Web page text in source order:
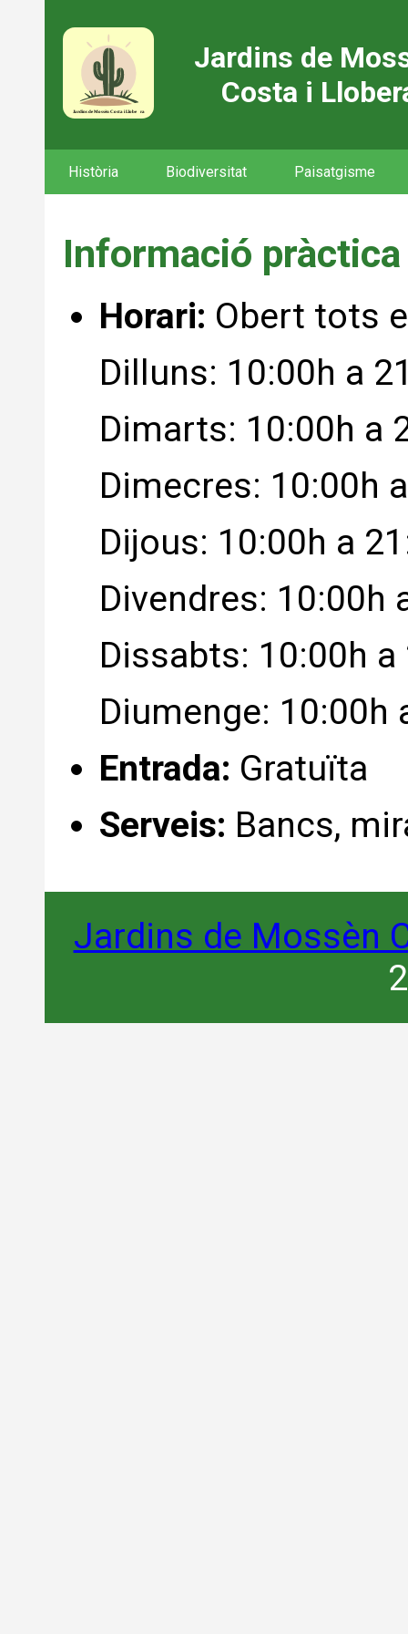
Jardins de
Costa i
Història Biodiversitat Paisatgisme
Informació pràctica
Horari: Obert tots
Dilluns: 10:00h a
Dimarts: 10:00h a
Dimecres: 10:00h
Dijous: 10:00h a
Divendres: 10:00h
Dissabts: 10:00h a
Diumenge: 10:00h
Entrada: Gratuïta
Serveis: Bancs,
Jardins de Mossèn